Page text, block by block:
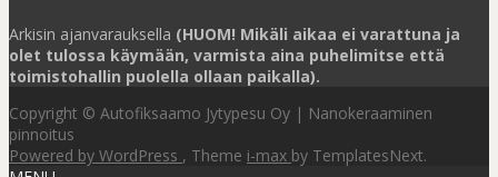
Arkisin ajanvarauksella (HUOM! Mikäli aikaa ei varattuna ja
olet tulossa käymään, varmista aina puhelimitse että
toimistohallin puolella ollaan paikalla).
Copyright © Autofiksaamo Jytypesu Oy | Nanokeraaminen
pinnoitus
Powered by WordPress , Theme i-max by TemplatesNext.